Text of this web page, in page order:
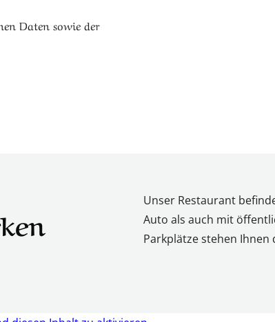
Daten sowie der
Unser Restaurant
Auto als auch mit
Parkplätze stehen